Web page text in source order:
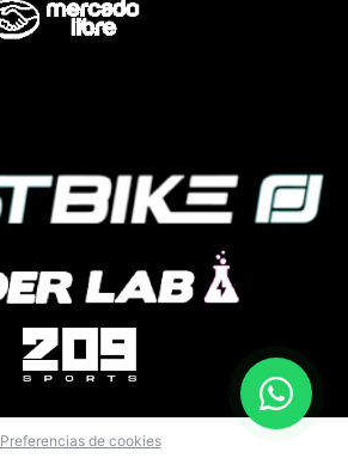
Preferencias de cookies